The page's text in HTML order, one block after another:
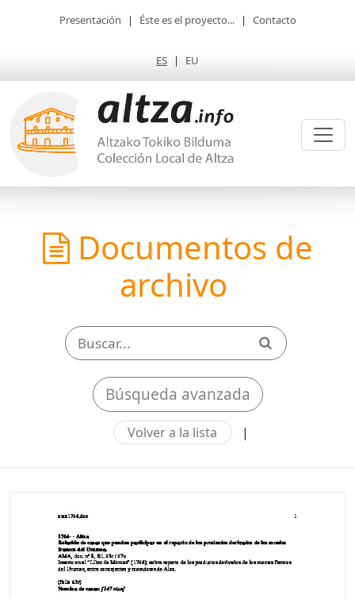
Presentación | Éste es el proyecto... | Contacto
ES | EU
Documentos de
archivo
Búsqueda avanzada
Volver a la lista |